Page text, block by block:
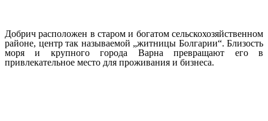
Добрич расположен в старом и богатом сельскохозяйственном
районе, центр так называемой „житницы Болгарии“. Близость
моря и крупного города Варна превращают его в
привлекательное место для проживания и бизнеса.